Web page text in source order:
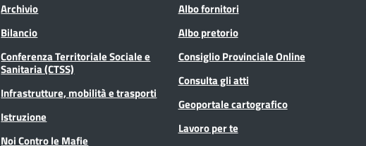
Archivio
Bilancio
Conferenza Territoriale Sociale e
Sanitaria (CTSS)
Infrastrutture, mobilità e trasporti
Istruzione
Noi Contro le Mafie
Albo fornitori
Albo pretorio
Consiglio Provinciale Online
Consulta gli atti
Geoportale cartografico
Lavoro per te